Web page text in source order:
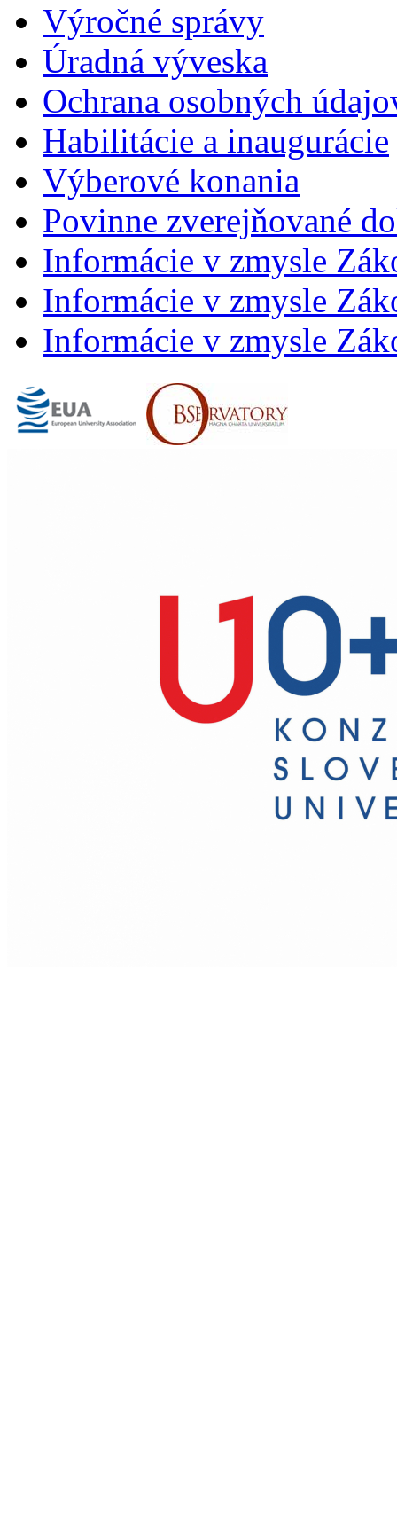
Výročné správy
Úradná výveska
Ochrana osobných
Habilitácie a inaugurácie
Výberové konania
Povinne zverejňované
Informácie v zmysle
Informácie v zmysle
Informácie v zmysle